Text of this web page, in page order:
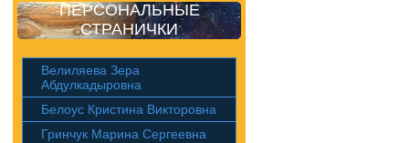
ПЕРСОНАЛЬНЫЕ
СТРАНИЧКИ
Велиляева Зера
Абдулкадыровна
Белоус Кристина Викторовна
Гринчук Марина Сергеевна